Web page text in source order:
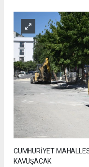
CUMHURİYET
KAVUŞACAK